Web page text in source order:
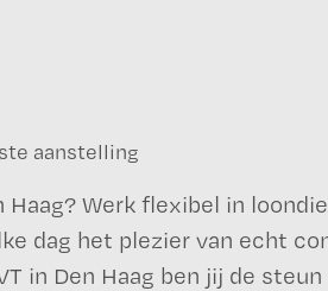
aanstelling
Werk flexibel in
dag het plezier van echt
in Den Haag ben jij de